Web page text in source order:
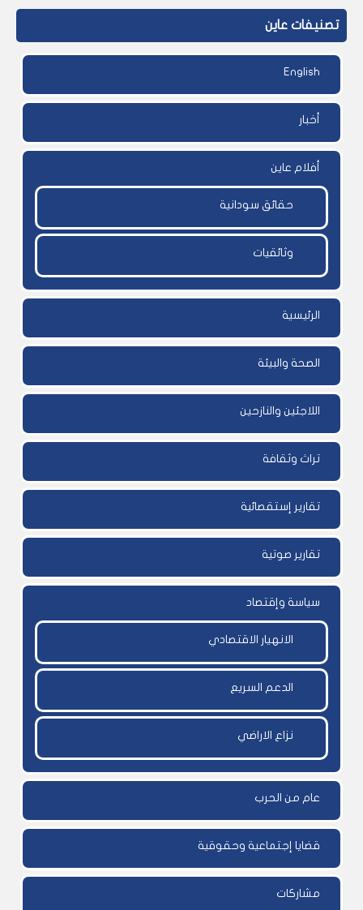
تصنيفات عاين
English
أخبار
أفلام عاين
حقائق سودانية
وثائقيات
الرئيسية
الصحة والبيئة
اللاجئين والنازحين
تراث وثقافة
تقارير إستقصائية
تقارير صوتية
سياسة وإقتصاد
الانهيار الاقتصادي
الدعم السريع
نزاع الاراضي
عام من الحرب
قضايا إجتماعية وحقوقية
مشاركات